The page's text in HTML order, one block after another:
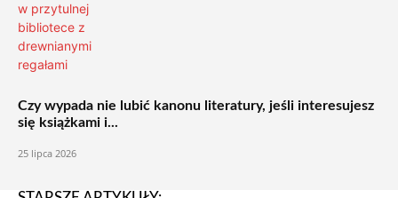
Czy wypada nie lubić kanonu literatury, jeśli interesujesz
się książkami i...
25 lipca 2026